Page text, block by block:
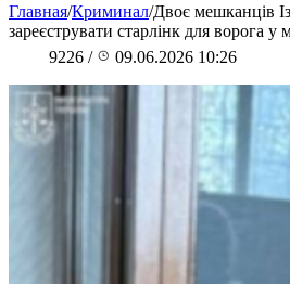
Главная/Криминал/Двоє мешканців
зареєструвати старлінк для ворога
9226 / 09.06.2026 10:26